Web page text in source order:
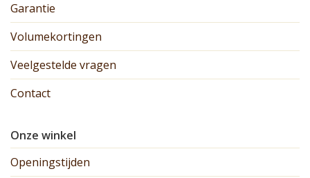
Garantie
Volumekortingen
Veelgestelde vragen
Contact
Onze winkel
Openingstijden